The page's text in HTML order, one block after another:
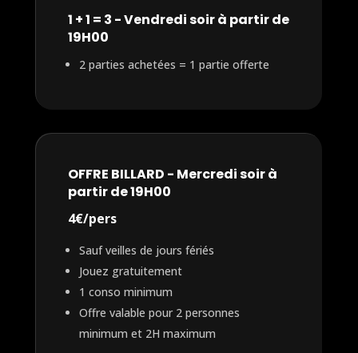
1 + 1 = 3 - Vendredi soir à partir de
19H00
2 parties achetées = 1 partie offerte
OFFRE BILLARD - Mercredi soir à
partir de 19H00
4€/pers
Sauf veilles de jours fériés
Jouez gratuitement
1 conso minimum
Offre valable pour 2 personnes
minimum et 2H maximum